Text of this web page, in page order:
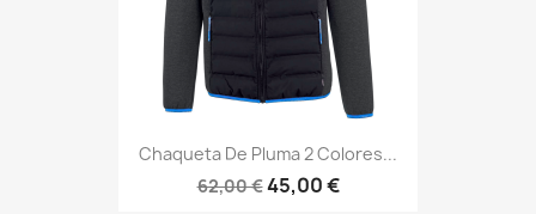
Chaqueta De Pluma 2 Colores...
62,00 €45,00 €